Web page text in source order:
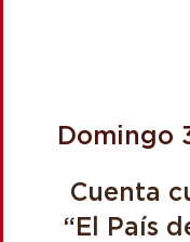
Domingo
Cuenta
“El País